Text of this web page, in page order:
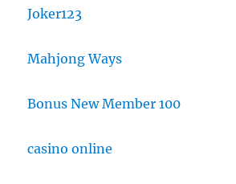
Joker123
Mahjong Ways
Bonus New Member 100
casino online